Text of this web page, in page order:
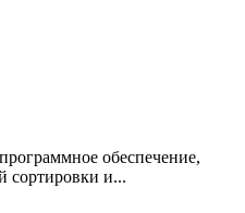
обеспечение,
сортировки и...